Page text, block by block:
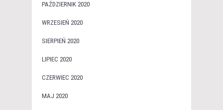
PAŹDZIERNIK 2020
WRZESIEŃ 2020
SIERPIEŃ 2020
LIPIEC 2020
CZERWIEC 2020
MAJ 2020